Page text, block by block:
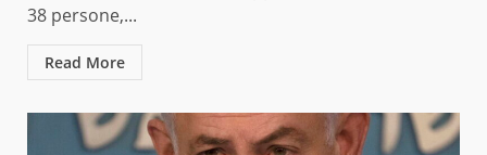
38 persone,...
Read More